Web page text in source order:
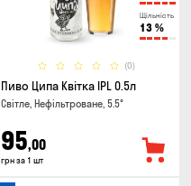
Щільність
13 %
(0)
Пиво Ципа Квітка IPL 0.5л
Світле, Нефільтроване, 5.5°
95,00
грн за 1 шт